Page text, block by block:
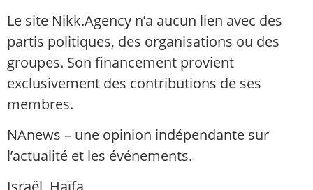
Le site Nikk.Agency n’a aucun lien avec des
partis politiques, des organisations ou des
groupes. Son financement provient
exclusivement des contributions de ses
membres.
NAnews – une opinion indépendante sur
l’actualité et les événements.